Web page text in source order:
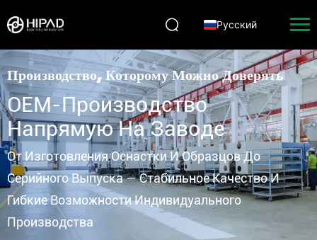
Русский
HIPAD — Производитель Дверной И Оконной Фурнитуры,
Производство, Которому Можно Доверять
OEM-Производство
Напрямую На Заводе
От Изготовления Оснастки И Образцов До
Серийного Выпуска — Стабильное Качество И
Гибкие Возможности Индивидуального
Производства